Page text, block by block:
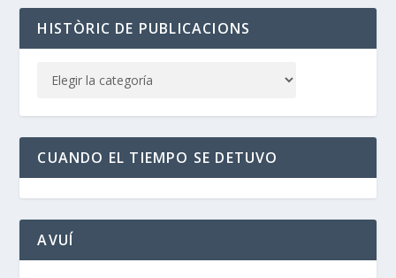
HISTÒRIC DE PUBLICACIONS
CUANDO EL TIEMPO SE DETUVO
AVUÍ